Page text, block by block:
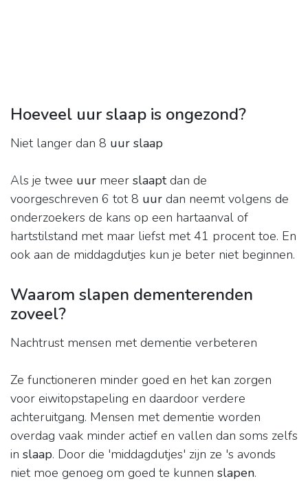
Hoeveel uur slaap is ongezond?
Niet langer dan 8 uur slaap
Als je twee uur meer slaaptdan de
voorgeschreven 6 tot 8 uur dan neemt volgens de
onderzoekers de kans op een hartaanval of
hartstilstand met maar liefst met 41 procent toe. En
ook aan de middagdutjes kun je beter niet beginnen.
Waarom slapen dementerenden
zoveel?
Nachtrust mensen met dementie verbeteren
Ze functioneren minder goed en het kan zorgen
voor eiwitopstapeling en daardoor verdere
achteruitgang. Mensen met dementie worden
overdag vaak minder actief en vallen dan soms zelfs
in slaap. Door die 'middagdutjes' zijn ze 's avonds
niet moe genoeg om goed te kunnen slapen.